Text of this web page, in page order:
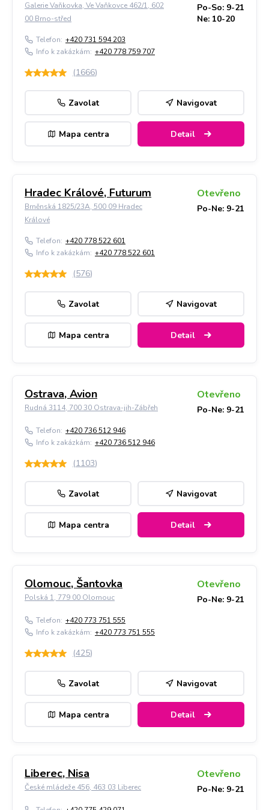
Galerie Vaňkovka, Ve Vaňkovce 462/1, 602
00 Brno-střed
Po-So: 9-21
Ne: 10-20
Telefon: +420 731 594 203
Info k zakázkám: +420 778 759 707
(1666)
Zavolat Navigovat
Mapa centra Detail
Hradec Králové, Futurum
Brněnská 1825/23A, 500 09 Hradec
Králové
Otevřeno
Po-Ne: 9-21
Telefon: +420 778 522 601
Info k zakázkám: +420 778 522 601
(576)
Zavolat Navigovat
Mapa centra Detail
Ostrava, Avion
Rudná 3114, 700 30 Ostrava-jih-Zábřeh
Otevřeno
Po-Ne: 9-21
Telefon: +420 736 512 946
Info k zakázkám: +420 736 512 946
(1103)
Zavolat Navigovat
Mapa centra Detail
Olomouc, Šantovka
Polská 1, 779 00 Olomouc
Otevřeno
Po-Ne: 9-21
Telefon: +420 773 751 555
Info k zakázkám: +420 773 751 555
(425)
Zavolat Navigovat
Mapa centra Detail
Liberec, Nisa
České mládeže 456, 463 03 Liberec
Otevřeno
Po-Ne: 9-21